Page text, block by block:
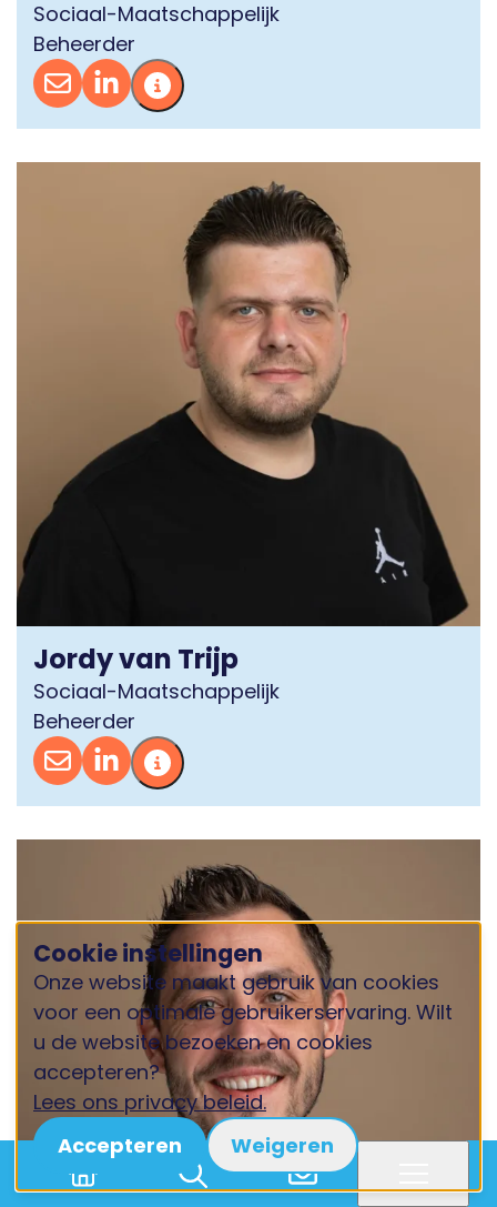
Cookie instellingen
Onze website maakt gebruik van cookies
voor een optimale gebruikerservaring. Wilt
u de website bezoeken en cookies
accepteren?
Lees ons privacy beleid.
Accepteren
Weigeren
Sociaal-Maatschappelijk
Beheerder
Jordy van Trijp
Sociaal-Maatschappelijk
Beheerder